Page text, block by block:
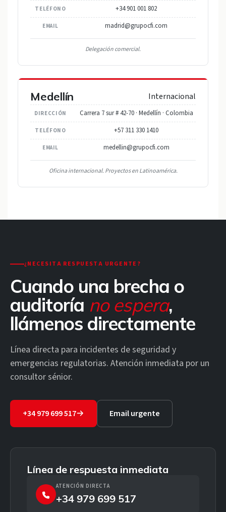
TELÉFONO +34 901 001 802
EMAIL madrid@grupocfi.com
Delegación comercial.
Medellín Internacional
DIRECCIÓN Carrera 7 sur # 42-70 · Medellín · Colombia
TELÉFONO +57 311 330 1410
EMAIL medellin@grupocfi.com
Oficina internacional. Proyectos en Latinoamérica.
¿NECESITA RESPUESTA URGENTE?
Cuando una brecha o
auditoría no espera,
llámenos directamente
Línea directa para incidentes de seguridad y
emergencias regulatorias. Atención inmediata por un
consultor sénior.
+34 979 699 517 Email urgente
Línea de respuesta inmediata
ATENCIÓN DIRECTA
+34 979 699 517